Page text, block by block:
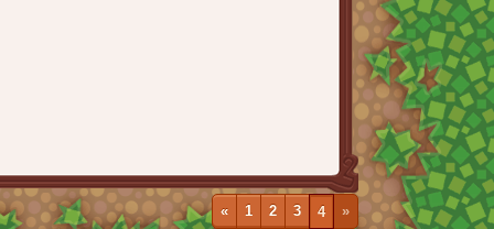
« 1 2 3 4 »